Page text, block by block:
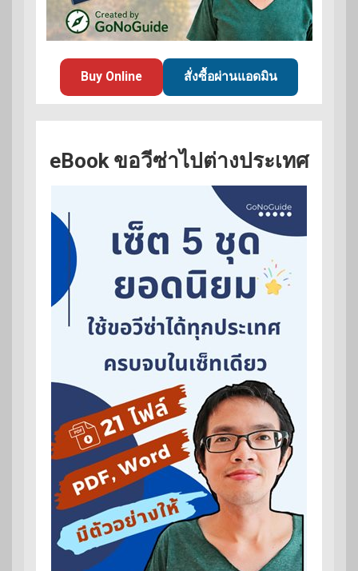
Buy Online สั่งซื้อผ่านแอดมิน
eBook ขอวีซ่าไปต่างประเทศ